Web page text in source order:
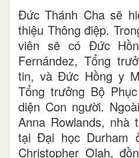
Đức Thánh Cha sẽ
thiệu Thông điệp.
viên sẽ có Đức
Fernández, Tổng
tin, và Đức Hồng y
Tổng trưởng Bộ
diện Con người.
Anna Rowlands,
tại Đại học Durham
Christopher Olah,